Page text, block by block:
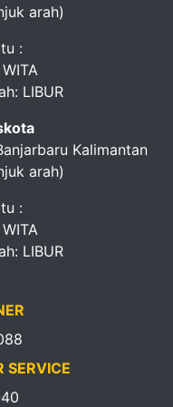
arah)
:
LIBUR
Kalimantan
arah)
:
LIBUR
SERVICE